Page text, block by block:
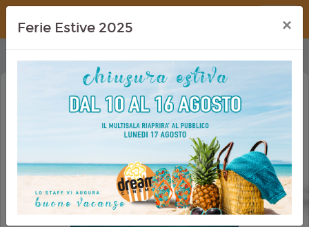
Dream Cinema
PARTHENOPE
Ferie Estive 2025 ×